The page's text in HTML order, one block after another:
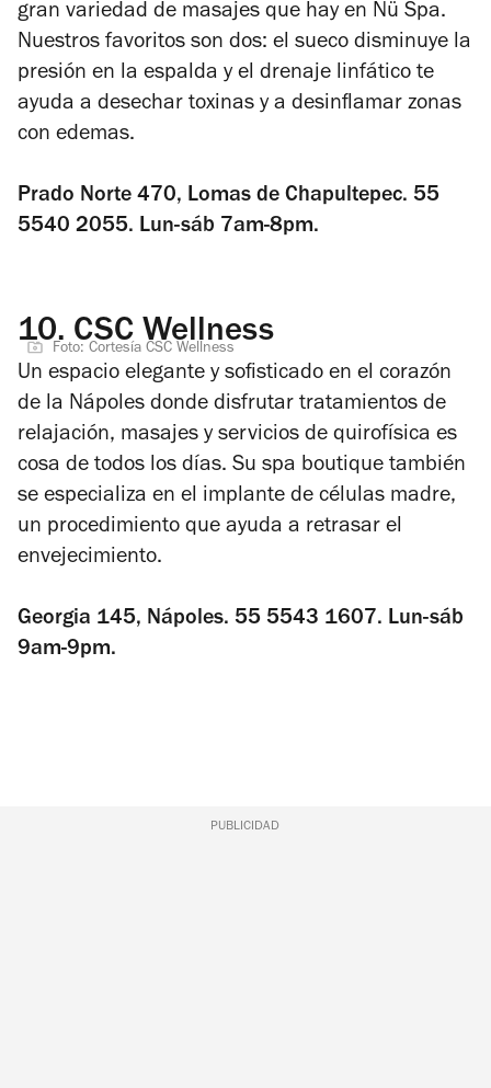
gran variedad de masajes que hay en Nü Spa.
Nuestros favoritos son dos: el sueco disminuye la
presión en la espalda y el drenaje linfático te
ayuda a desechar toxinas y a desinflamar zonas
con edemas.
Prado Norte 470, Lomas de Chapultepec. 55
5540 2055. Lun-sáb 7am-8pm.
10.CSC Wellness
Foto: Cortesía CSC Wellness
Un espacio elegante y sofisticado en el corazón
de la Nápoles donde disfrutar tratamientos de
relajación, masajes y servicios de quirofísica es
cosa de todos los días. Su spa boutique también
se especializa en el implante de células madre,
un procedimiento que ayuda a retrasar el
envejecimiento.
Georgia 145, Nápoles. 55 5543 1607. Lun-sáb
9am-9pm.
PUBLICIDAD